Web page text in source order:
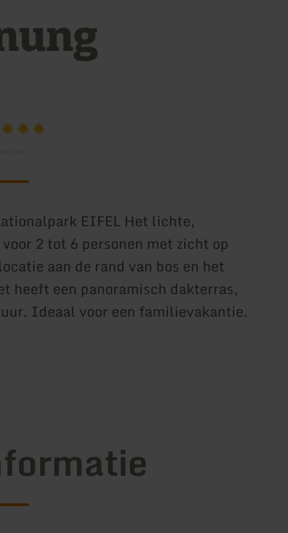
EIFEL Het lichte,
2 tot 6 personen met zicht op
aan de rand van bos en het
heeft een panoramisch dakterras,
Ideaal voor een familievakantie.